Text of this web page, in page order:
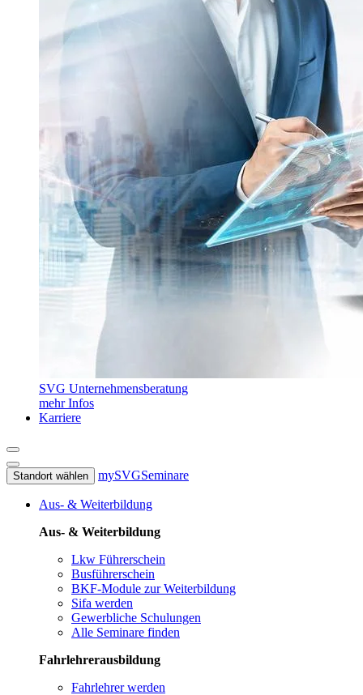
SVG Unternehmensberatung
mehr Infos
Karriere
Standort wählen mySVGSeminare
Aus- & Weiterbildung
Aus- & Weiterbildung
Lkw Führerschein
Busführerschein
BKF-Module zur Weiterbildung
Sifa werden
Gewerbliche Schulungen
Alle Seminare finden
Fahrlehrerausbildung
Fahrlehrer werden